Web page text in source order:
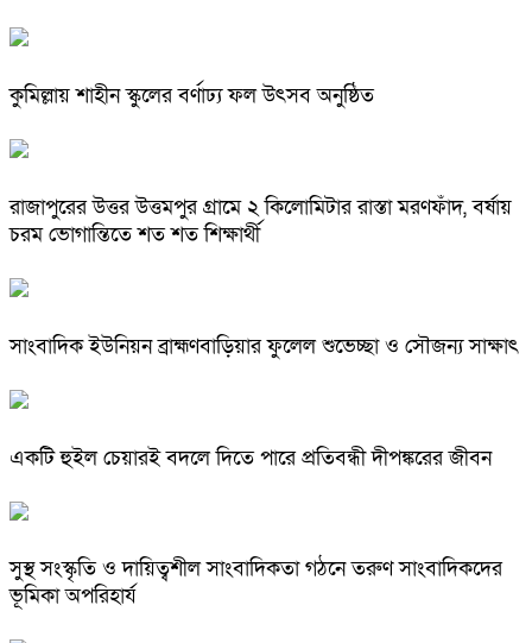
কুমিল্লায় শাহীন স্কুলের বর্ণাঢ্য ফল উৎসব অনুষ্ঠিত
রাজাপুরের উত্তর উত্তমপুর গ্রামে ২ কিলোমিটার রাস্তা মরণফাঁদ, বর্ষায়
চরম ভোগান্তিতে শত শত শিক্ষার্থী
সাংবাদিক ইউনিয়ন ব্রাহ্মণবাড়িয়ার ফুলেল শুভেচ্ছা ও সৌজন্য সাক্ষাৎ
একটি হুইল চেয়ারই বদলে দিতে পারে প্রতিবন্ধী দীপঙ্করের জীবন
সুস্থ সংস্কৃতি ও দায়িত্বশীল সাংবাদিকতা গঠনে তরুণ সাংবাদিকদের
ভূমিকা অপরিহার্য